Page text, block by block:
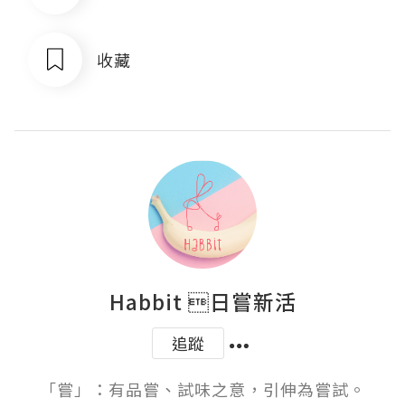
收藏
Habbit 日嘗新活
追蹤
「嘗」：有品嘗、試味之意，引伸為嘗試。